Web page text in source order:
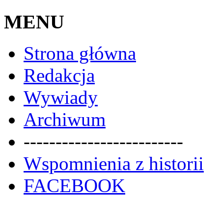
MENU
Strona główna
Redakcja
Wywiady
Archiwum
-------------------------
Wspomnienia z historii
FACEBOOK